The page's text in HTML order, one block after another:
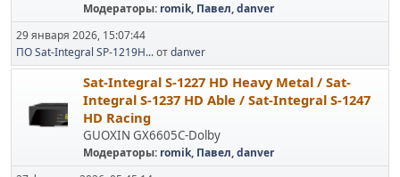
Модераторы: romik, Павел,danver
29 января 2026, 15:07:44
ПО Sat-Integral SP-1219H...отdanver
Sat-Integral S-1227 HD Heavy Metal / Sat-
Integral S-1237 HD Able / Sat-Integral S-1247
HD Racing
GUOXIN GX6605C-Dolby
Модераторы: romik, Павел,danver